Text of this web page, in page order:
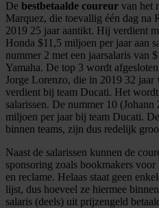
De bestbetaalde coureur van het
Marquez, die toevallig één dag na
2019 25 jaar aantikt. Hij verdient
Honda $11,5 miljoen per jaar aan
nummer 2 met een jaarsalaris van
Yamaha. De top 3 wordt
Jorge Lorenzo, die in 2019 32
verdient bij team Ducati. Het
salarissen. De nummer 10
miljoen per jaar bij team Ducati.
binnen teams, zijn dus redelijk
Naast de salarissen kunnen de
sponsoring zoals bookmakers voor
en reclame. Helaas staat geen
lijst, dus hoeveel ze hiermee
salaris (deels) uit prijzengeld